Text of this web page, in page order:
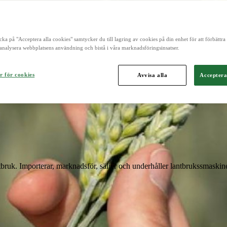
är norra Europas ledande aktör inom lantbruk, maskin, bioenergi
Importerar, marknadsför, säljer och underhåller
på "Acceptera alla cookies" samtycker du till lagring av cookies på din enhet för att förbättra
webbplatsens användning och bistå i våra marknadsföringsinsatser.
för cookies Avvisa alla